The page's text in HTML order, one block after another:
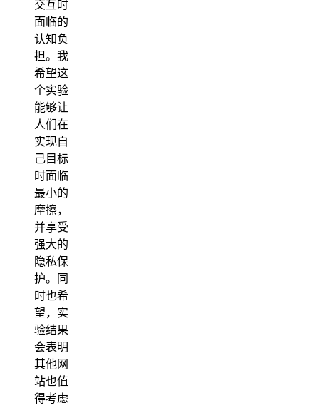
交互时
面临的
认知负
担。我
希望这
个实验
能够让
人们在
实现自
己目标
时面临
最小的
摩擦，
并享受
强大的
隐私保
护。同
时也希
望，实
验结果
会表明
其他网
站也值
得考虑